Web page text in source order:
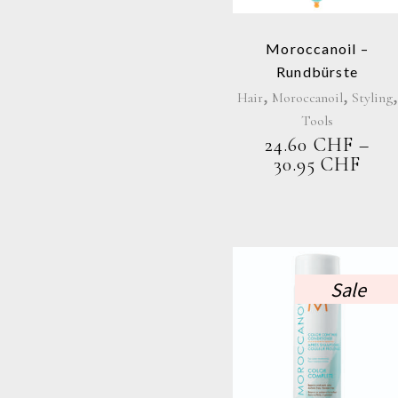
Die
Optionen
können
auf
gewählt
Moroccanoil –
Rundbürste
Hair, Moroccanoil, Styling,
Tools
24.60 CHF –
30.95CHF
Sale
Produkt
mehrere